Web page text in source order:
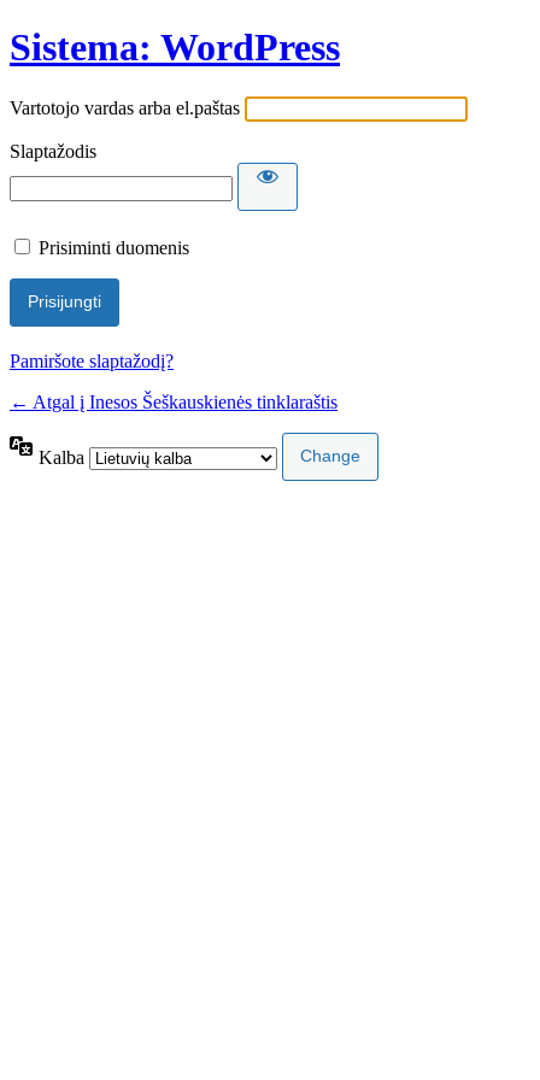
Sistema: WordPress
Vartotojo vardas arba el.paštas
Slaptažodis
Prisiminti duomenis
Pamiršote slaptažodį?
← Atgal į Inesos Šeškauskienės tinklaraštis
Kalba